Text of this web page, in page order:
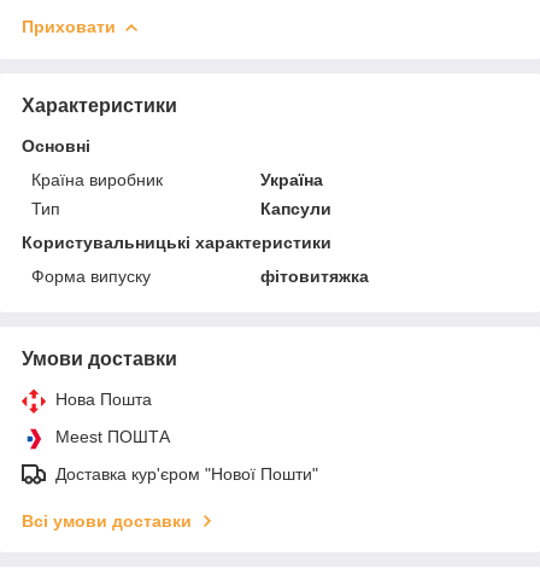
Приховати
Характеристики
Основні
Країна виробник
Україна
Тип
Капсули
Користувальницькі характеристики
Форма випуску
фітовитяжка
Умови доставки
Нова Пошта
Meest ПОШТА
Доставка кур'єром "Нової Пошти"
Всі умови доставки